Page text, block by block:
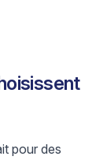
pour des